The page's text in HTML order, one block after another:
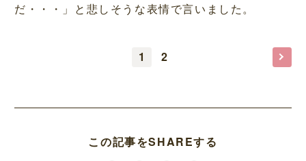
だ・・・」と悲しそうな表情で言いました。
1 2
この記事をSHAREする